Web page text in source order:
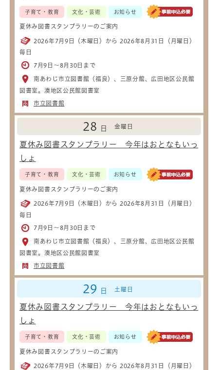
子育て・教育 文化・芸術 お知らせ
夏休み図書スタンプラリーのご案内
2026年7月9日（木曜日）から 2026年8月31日（月曜日）
毎日
7月9日～8月30日まで
南あわじ市立図書館（福良）、三原分館、広田地区公民館
図書室。湊地区公民館図書室
市立図書館
28 日 金曜日
夏休み図書スタンプラリー 今年はおとなもいっ
しょ
子育て・教育 文化・芸術 お知らせ
夏休み図書スタンプラリーのご案内
2026年7月9日（木曜日）から 2026年8月31日（月曜日）
毎日
7月9日～8月30日まで
南あわじ市立図書館（福良）、三原分館、広田地区公民館
図書室。湊地区公民館図書室
市立図書館
29 日 土曜日
夏休み図書スタンプラリー 今年はおとなもいっ
しょ
子育て・教育 文化・芸術 お知らせ
夏休み図書スタンプラリーのご案内
2026年7月9日（木曜日）から 2026年8月31日（月曜日）